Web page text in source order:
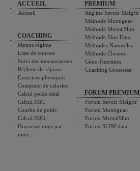
ACCUEIL
Accueil
COACHING
Menus régime
Liste de courses
Suivi des mensurations
Réglette de régime
Exercices physiques
Compteur de calories
Calcul poids idéal
Calcul IMC
Courbe de poids
Calcul IMG
Grossesse mois par
mois
PREMIUM
Régime Savoir Maigrir
Méthode Montignac
Méthode MentalSlim
Méthode Slim Data
Méthodes Naturelles
Méthode Chrono-
Géno-Nutrition
Coaching Grossesse
FORUM PREMIUM
Forum Savoir Maigrir
Forum Montignac
Forum MentalSlim
Forum SLIM data